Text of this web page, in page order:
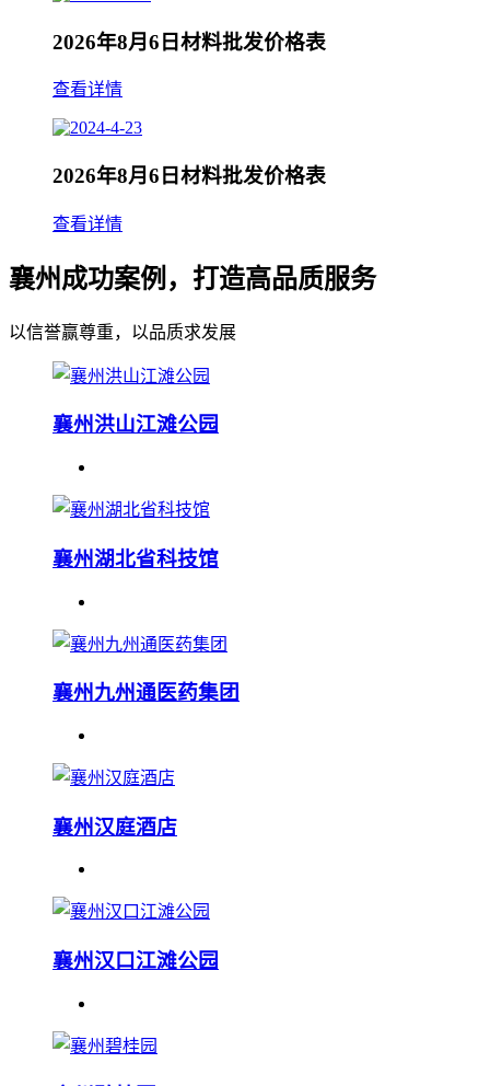
2026年8月6日材料批发价格表
查看详情
2026年8月6日材料批发价格表
查看详情
襄州成功案例，打造高品质服务
以信誉赢尊重，以品质求发展
襄州洪山江滩公园
襄州湖北省科技馆
襄州九州通医药集团
襄州汉庭酒店
襄州汉口江滩公园